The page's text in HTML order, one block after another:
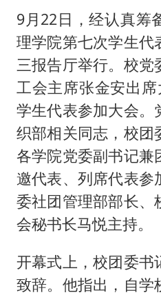
9月22日，经认真筹
理学院第七次学生代
三报告厅举行。校党
工会主席张金安出
学生代表参加大会。
织部相关同志，校团
各学院党委副书记兼
邀代表、列席代表参
委社团管理部部长、
会秘书长马悦主持。
开幕式上，校团委书
致辞。他指出，自学